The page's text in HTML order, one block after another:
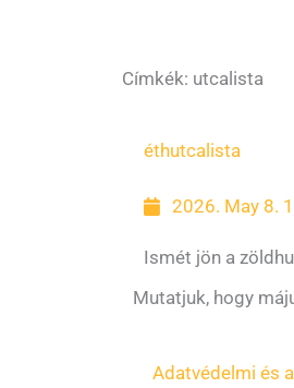
Címkék: utcalista
éthutcalista
2026. May 8.
Ismét jön a
Mutatjuk, hogy
Adatvédelmi és